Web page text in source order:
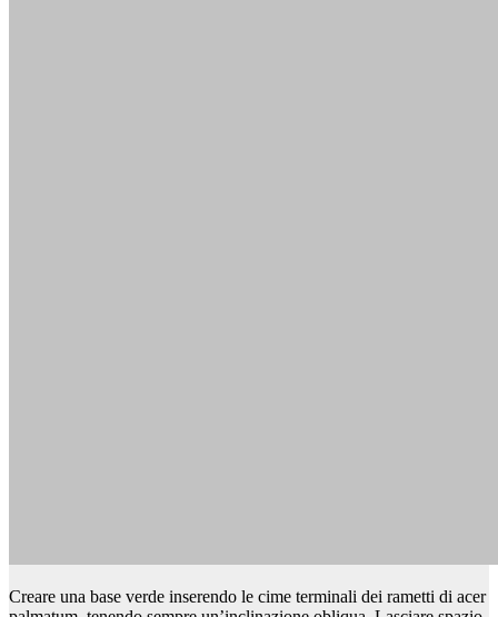
Creare una base verde inserendo le cime terminali dei rametti di acer